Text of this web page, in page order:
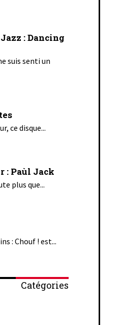
: Dancing
suis senti un
ce disque...
: Paùl Jack
plus que...
: Chouf ! est...
Catégories